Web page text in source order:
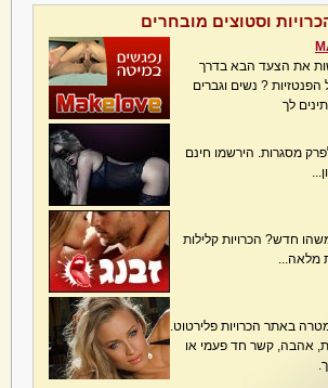
וסטוצים מובחרים
את הצעד הבא בדרך
? נשים וגברים
לך
מסגרות. הירשמו חינם
חדש? הכרויות קלילות
מלאה...
באתר הכרויות פלירטוט.
אהבה, קשר חד פעמי או